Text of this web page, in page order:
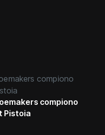
compiono
Pistoia